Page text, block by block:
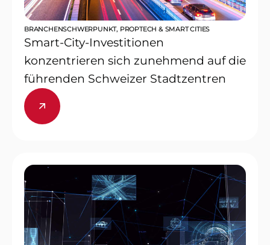
BRANCHENSCHWERPUNKT, PROPTECH & SMART CITIES
Smart-City-Investitionen
konzentrieren sich zunehmend auf die
führenden Schweizer Stadtzentren